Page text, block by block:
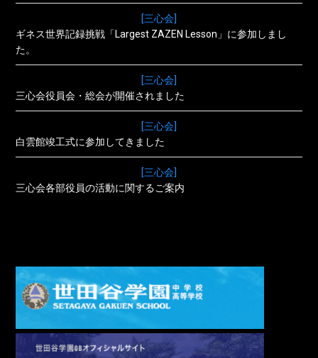
[三心会]
ギネス世界記録挑戦「Largest ZAZEN Lesson」に参加しまし
た。
[三心会]
三心会役員会・総会が開催されました
[三心会]
白雲館竣工式に参加してきました
[三心会]
三心会各部役員の活動に関するご案内